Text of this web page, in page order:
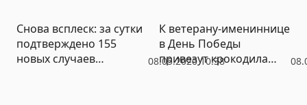
08.05.2020 10:38
Снова всплеск: за сутки
подтверждено 155
новых случаев
К ветерану-имениннице
в День Победы
привезут крокодила